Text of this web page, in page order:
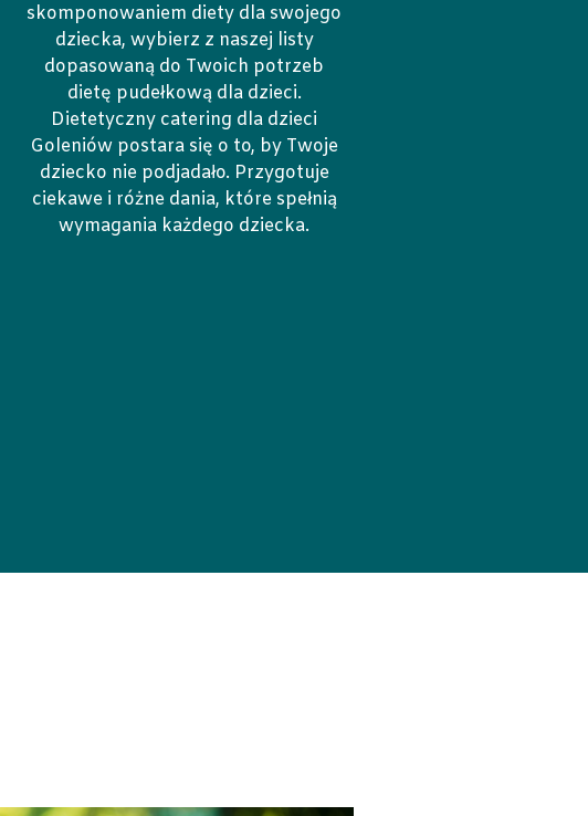
skomponowaniem diety dla swojego
dziecka, wybierz z naszej listy
dopasowaną do Twoich potrzeb
dietę pudełkową dla dzieci.
Dietetyczny catering dla dzieci
Goleniów postara się o to, by Twoje
dziecko nie podjadało. Przygotuje
ciekawe i różne dania, które spełnią
wymagania każdego dziecka.